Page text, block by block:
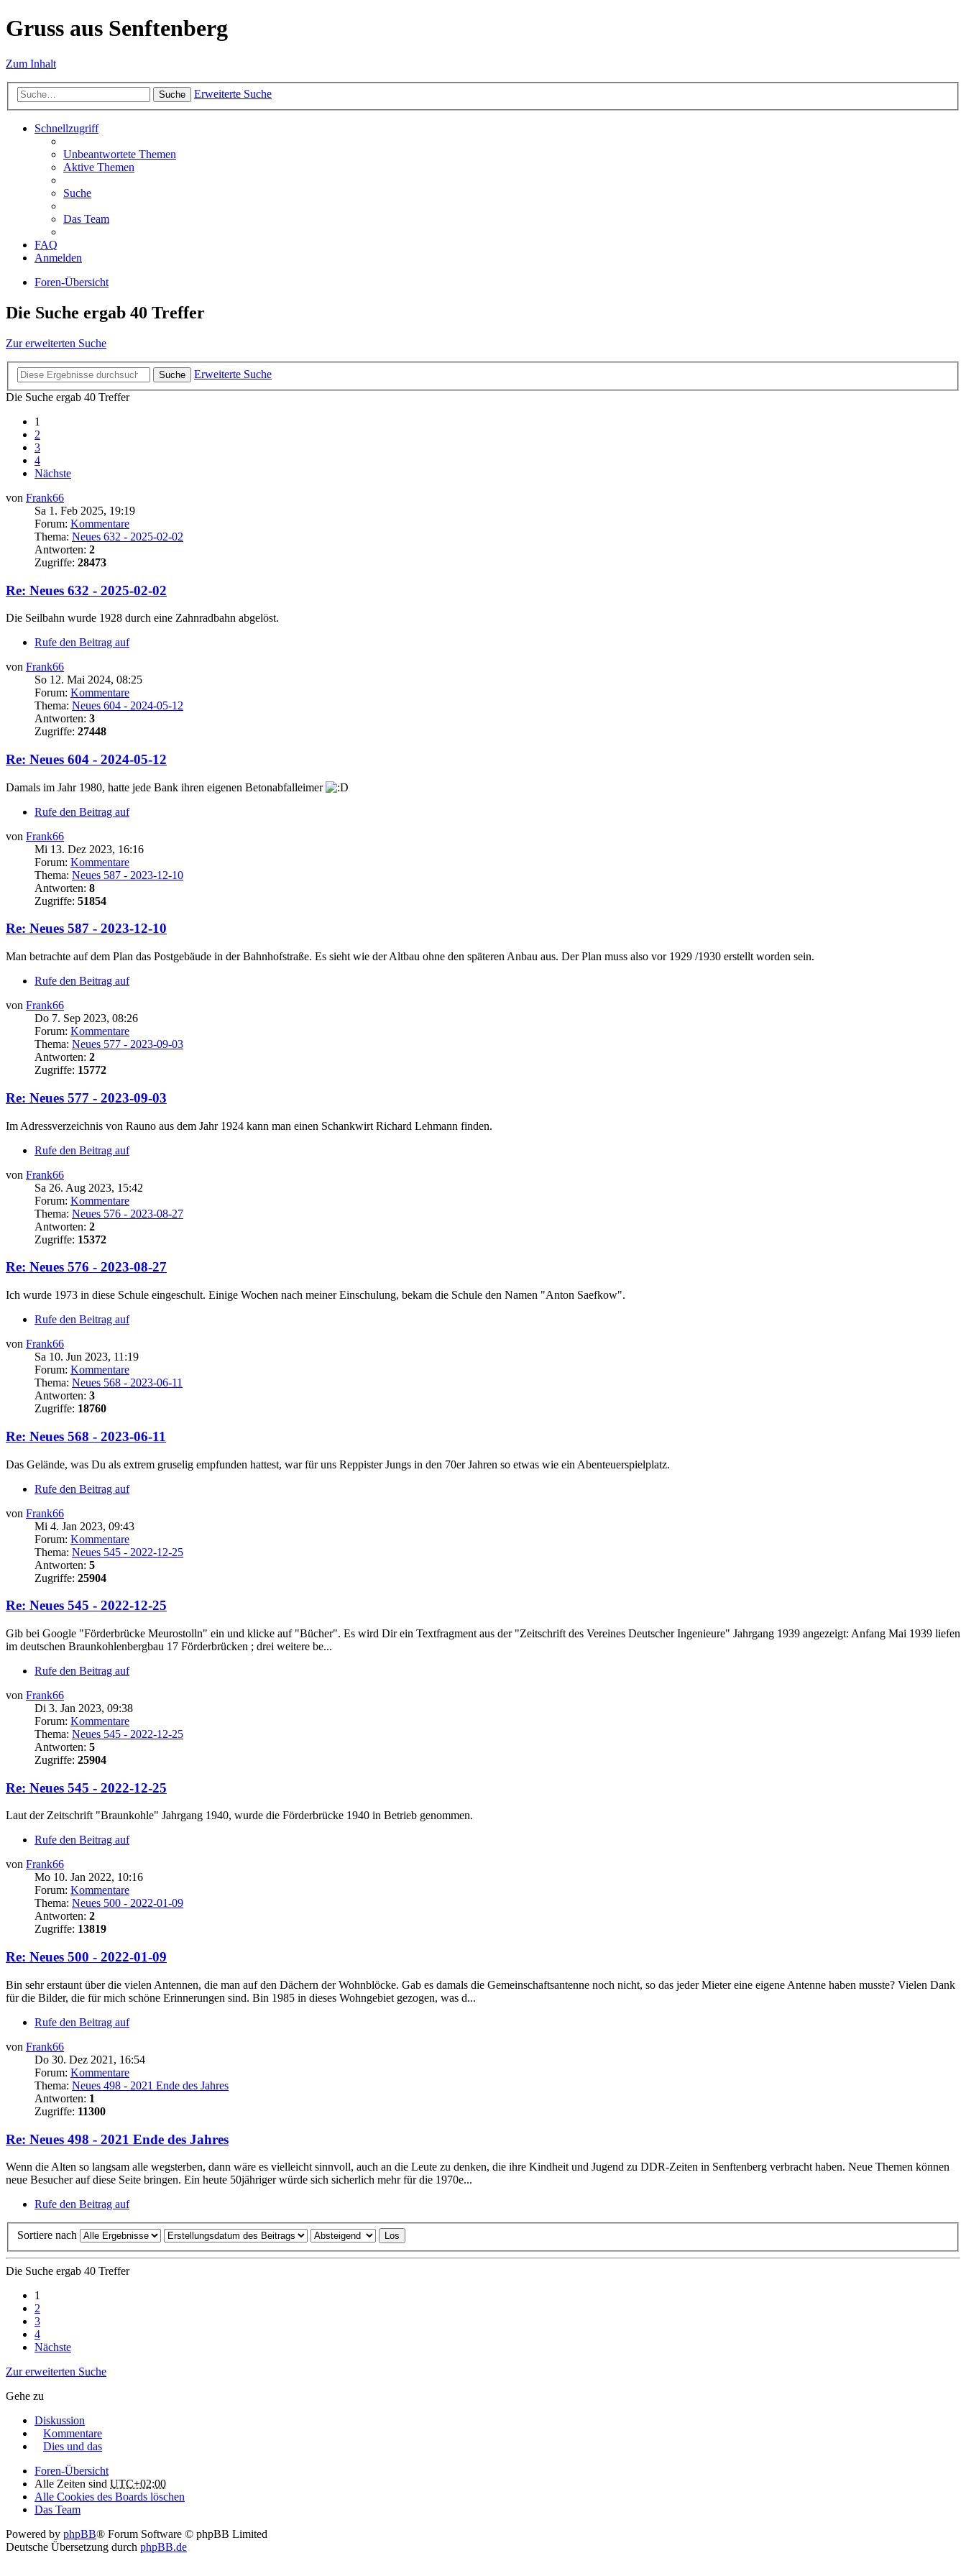
Gruss aus Senftenberg
Zum Inhalt
Suche Erweiterte Suche
Schnellzugriff
Unbeantwortete Themen
Aktive Themen
Suche
Das Team
FAQ
Anmelden
Foren-Übersicht
Die Suche ergab 40 Treffer
Zur erweiterten Suche
Suche
Erweiterte Suche
Die Suche ergab 40 Treffer
1
2
3
4
Nächste
von Frank66
Sa 1. Feb 2025, 19:19
Forum: Kommentare
Thema: Neues 632 - 2025-02-02
Antworten: 2
Zugriffe: 28473
Re: Neues 632 - 2025-02-02
Die Seilbahn wurde 1928 durch eine Zahnradbahn abgelöst.
Rufe den Beitrag auf
von Frank66
So 12. Mai 2024, 08:25
Forum: Kommentare
Thema: Neues 604 - 2024-05-12
Antworten: 3
Zugriffe: 27448
Re: Neues 604 - 2024-05-12
Damals im Jahr 1980, hatte jede Bank ihren eigenen Betonabfalleimer
Rufe den Beitrag auf
von Frank66
Mi 13. Dez 2023, 16:16
Forum: Kommentare
Thema: Neues 587 - 2023-12-10
Antworten: 8
Zugriffe: 51854
Re: Neues 587 - 2023-12-10
Man betrachte auf dem Plan das Postgebäude in der Bahnhofstraße. Es sieht wie der Altbau ohne den späteren Anbau aus. Der Plan muss also vor 1929 /1930 erstellt worden sein.
Rufe den Beitrag auf
von Frank66
Do 7. Sep 2023, 08:26
Forum: Kommentare
Thema: Neues 577 - 2023-09-03
Antworten: 2
Zugriffe: 15772
Re: Neues 577 - 2023-09-03
Im Adressverzeichnis von Rauno aus dem Jahr 1924 kann man einen Schankwirt Richard Lehmann finden.
Rufe den Beitrag auf
von Frank66
Sa 26. Aug 2023, 15:42
Forum: Kommentare
Thema: Neues 576 - 2023-08-27
Antworten: 2
Zugriffe: 15372
Re: Neues 576 - 2023-08-27
Ich wurde 1973 in diese Schule eingeschult. Einige Wochen nach meiner Einschulung, bekam die Schule den Namen "Anton Saefkow".
Rufe den Beitrag auf
von Frank66
Sa 10. Jun 2023, 11:19
Forum: Kommentare
Thema: Neues 568 - 2023-06-11
Antworten: 3
Zugriffe: 18760
Re: Neues 568 - 2023-06-11
Das Gelände, was Du als extrem gruselig empfunden hattest, war für uns Reppister Jungs in den 70er Jahren so etwas wie ein Abenteuerspielplatz.
Rufe den Beitrag auf
von Frank66
Mi 4. Jan 2023, 09:43
Forum: Kommentare
Thema: Neues 545 - 2022-12-25
Antworten: 5
Zugriffe: 25904
Re: Neues 545 - 2022-12-25
Gib bei Google "Förderbrücke Meurostolln" ein und klicke auf "Bücher". Es wird Dir ein Textfragment aus der "Zeitschrift des Vereines Deutscher Ingenieure" Jahrgang 1939 angezeigt: Anfang Mai 1939 liefen
im deutschen Braunkohlenbergbau 17 Förderbrücken ; drei weitere be...
Rufe den Beitrag auf
von Frank66
Di 3. Jan 2023, 09:38
Forum: Kommentare
Thema: Neues 545 - 2022-12-25
Antworten: 5
Zugriffe: 25904
Re: Neues 545 - 2022-12-25
Laut der Zeitschrift "Braunkohle" Jahrgang 1940, wurde die Förderbrücke 1940 in Betrieb genommen.
Rufe den Beitrag auf
von Frank66
Mo 10. Jan 2022, 10:16
Forum: Kommentare
Thema: Neues 500 - 2022-01-09
Antworten: 2
Zugriffe: 13819
Re: Neues 500 - 2022-01-09
Bin sehr erstaunt über die vielen Antennen, die man auf den Dächern der Wohnblöcke. Gab es damals die Gemeinschaftsantenne noch nicht, so das jeder Mieter eine eigene Antenne haben musste? Vielen Dank
für die Bilder, die für mich schöne Erinnerungen sind. Bin 1985 in dieses Wohngebiet gezogen, was d...
Rufe den Beitrag auf
von Frank66
Do 30. Dez 2021, 16:54
Forum: Kommentare
Thema: Neues 498 - 2021 Ende des Jahres
Antworten: 1
Zugriffe: 11300
Re: Neues 498 - 2021 Ende des Jahres
Wenn die Alten so langsam alle wegsterben, dann wäre es vielleicht sinnvoll, auch an die Leute zu denken, die ihre Kindheit und Jugend zu DDR-Zeiten in Senftenberg verbracht haben. Neue Themen können
neue Besucher auf diese Seite bringen. Ein heute 50jähriger würde sich sicherlich mehr für die 1970e...
Rufe den Beitrag auf
Sortiere nach
Die Suche ergab 40 Treffer
1
2
3
4
Nächste
Zur erweiterten Suche
Gehe zu
Diskussion
Kommentare
Dies und das
Foren-Übersicht
Alle Zeiten sind UTC+02:00
Alle Cookies des Boards löschen
Das Team
Powered by phpBB® Forum Software © phpBB Limited
Deutsche Übersetzung durch phpBB.de